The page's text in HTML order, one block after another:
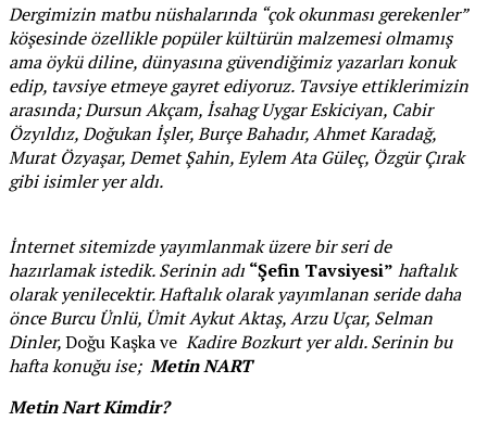
Dergimizin matbu nüshalarında “çok okunması gerekenler”
köşesinde özellikle popüler kültürün malzemesi olmamış
ama öykü diline, dünyasına güvendiğimiz yazarları konuk
edip, tavsiye etmeye gayret ediyoruz. Tavsiye ettiklerimizin
arasında; Dursun Akçam, İsahag Uygar Eskiciyan, Cabir
Özyıldız, Doğukan İşler, Burçe Bahadır, Ahmet Karadağ,
Murat Özyaşar, Demet Şahin, Eylem Ata Güleç, Özgür Çırak
gibi isimler yer aldı.
İnternet sitemizde yayımlanmak üzere bir seri de
hazırlamak istedik. Serinin adı “Şefin Tavsiyesi” haftalık
olarak yenilecektir. Haftalık olarak yayımlanan seride daha
önce Burcu Ünlü, Ümit Aykut Aktaş, Arzu Uçar, Selman
Dinler,Doğu Kaşka ve Kadire Bozkurt yer aldı. Serinin bu
hafta konuğu ise; Metin NART
Metin Nart Kimdir?